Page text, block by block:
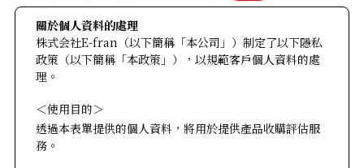
關於個人資料的處理
株式会社E-fran（以下簡稱「本公司」）制定了以下隱私
政策（以下簡稱「本政策」），以規範客戶個人資料的處
理。
＜使用目的＞
透過本表單提供的個人資料，將用於提供產品收購評估服
務。